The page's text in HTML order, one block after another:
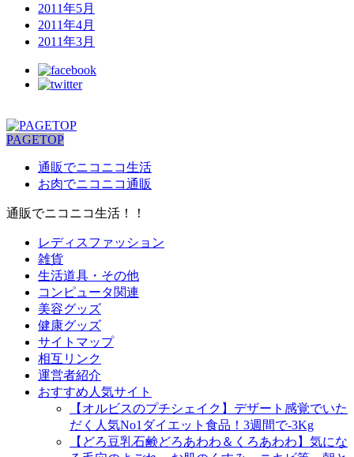
2011年5月
2011年4月
2011年3月
PAGETOP
通販でニコニコ生活
お肉でニコニコ通販
通販でニコニコ生活！！
レディスファッション
雑貨
生活道具・その他
コンピュータ関連
美容グッズ
健康グッズ
サイトマップ
相互リンク
運営者紹介
おすすめ人気サイト
【オルビスのプチシェイク】デザート感覚でいた
だく人気No1ダイエット食品！3週間で-3Kg
【どろ豆乳石鹸どろあわわ＆くろあわわ】気にな